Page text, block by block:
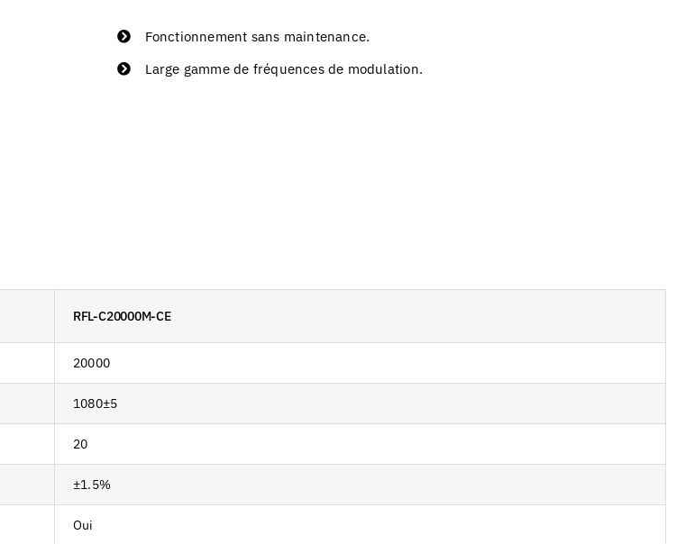
Fonctionnement sans maintenance.
Large gamme de fréquences de modulation.
RFL-C20000M-CE
20000
1080±5
20
±1.5%
Oui